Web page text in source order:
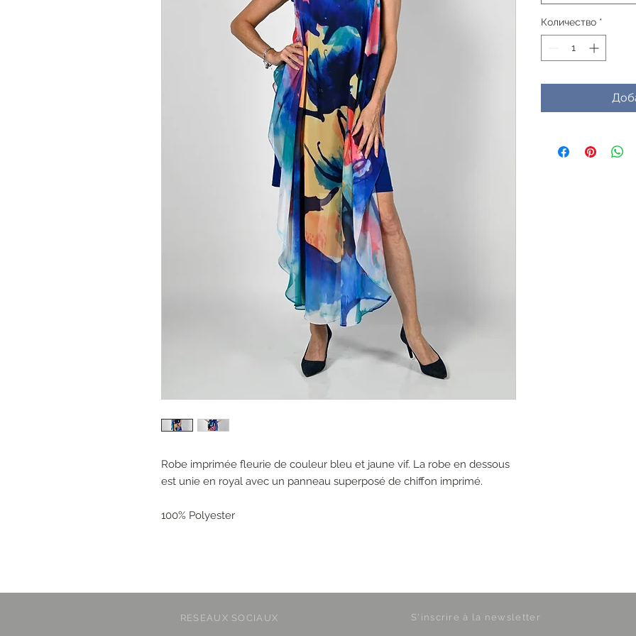
Robe imprimée fleurie de couleur bleu et jaune vif. La robe en dessous
est unie en royal avec un panneau superposé de chiffon imprimé.
100% Polyester
Количество *
RESEAUX SOCIAUX S'inscrire à la newsletter